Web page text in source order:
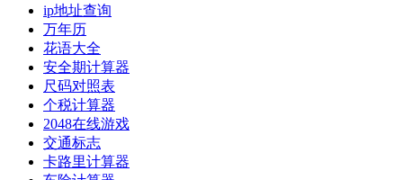
ip地址查询
万年历
花语大全
安全期计算器
尺码对照表
个税计算器
2048在线游戏
交通标志
卡路里计算器